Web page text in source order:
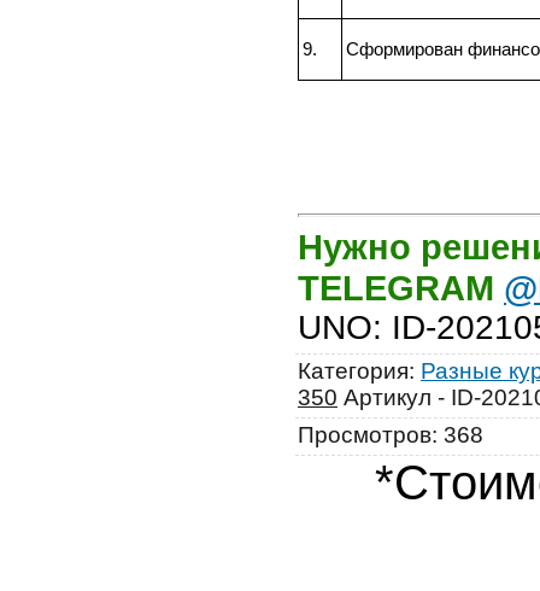
9. Сформирован
Нужно
TELEGRAM
UNO: ID-
Категория: Разные
350 Артикул - ID-
Просмотров: 368